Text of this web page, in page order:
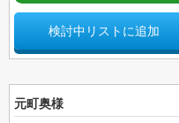
検討中リストに追加
元町奥様